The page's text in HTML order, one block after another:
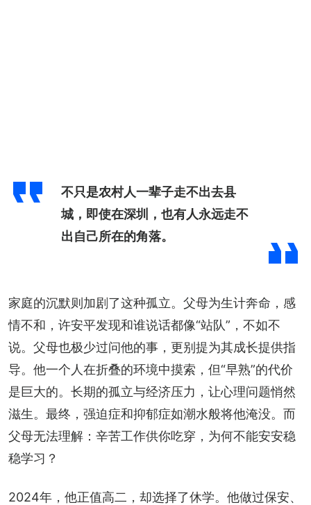
不只是农村人一辈子走不出去县
城，即使在深圳，也有人永远走不
出自己所在的角落。
家庭的沉默则加剧了这种孤立。父母为生计奔命，感
情不和，许安平发现和谁说话都像“站队”，不如不
说。父母也极少过问他的事，更别提为其成长提供指
导。他一个人在折叠的环境中摸索，但“早熟”的代价
是巨大的。长期的孤立与经济压力，让心理问题悄然
滋生。最终，强迫症和抑郁症如潮水般将他淹没。而
父母无法理解：辛苦工作供你吃穿，为何不能安安稳
稳学习？
2024年，他正值高二，却选择了休学。他做过保安、